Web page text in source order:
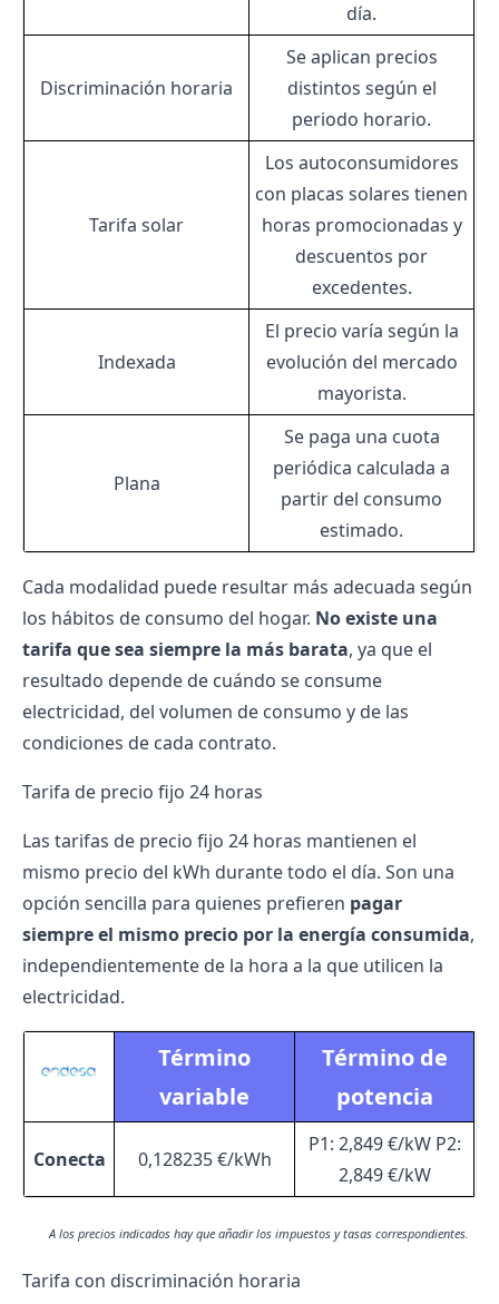
día.
Discriminación horaria
Se aplican precios
distintos según el
periodo horario.
Tarifa solar
Los autoconsumidores
con placas solares tienen
horas promocionadas y
descuentos por
excedentes.
Indexada
El precio varía según la
evolución del mercado
mayorista.
Plana
Se paga una cuota
periódica calculada a
partir del consumo
estimado.
Cada modalidad puede resultar más adecuada según
los hábitos de consumo del hogar. No existe una
tarifa que sea siempre la más barata, ya que el
resultado depende de cuándo se consume
electricidad, del volumen de consumo y de las
condiciones de cada contrato.
Tarifa de precio fijo 24 horas
Las tarifas de precio fijo 24 horas mantienen el
mismo precio del kWh durante todo el día. Son una
opción sencilla para quienes prefieren pagar
siempre el mismo precio por la energía consumida,
independientemente de la hora a la que utilicen la
electricidad.
Término
variable
Término de
potencia
Conecta 0,128235 €/kWh
P1: 2,849 €/kW P2:
2,849 €/kW
A los precios indicados hay que añadir los impuestos y tasas correspondientes.
Tarifa con discriminación horaria